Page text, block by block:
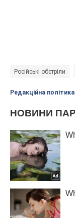
Російські обстріли
Редакційна політика